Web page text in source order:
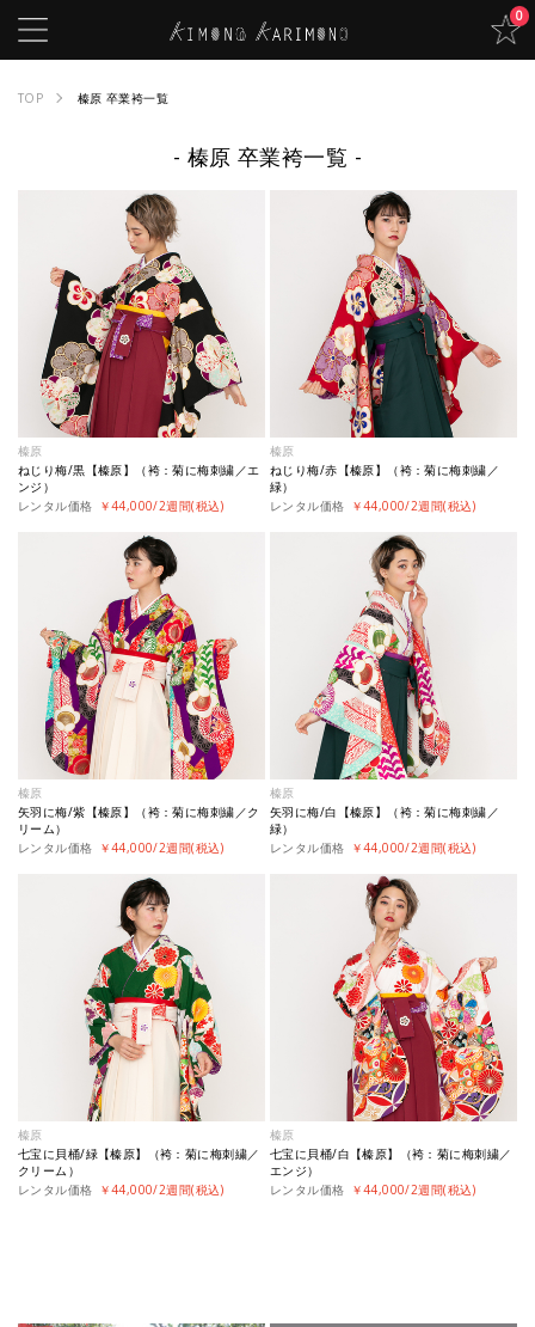
0
TOP 榛原 卒業袴一覧
榛原 卒業袴一覧
榛原
ねじり梅/黒【榛原】（袴：菊に梅刺繍／エ
ンジ）
レンタル価格 ￥44,000/2週間(税込)
榛原
ねじり梅/赤【榛原】（袴：菊に梅刺繍／
緑）
レンタル価格 ￥44,000/2週間(税込)
榛原
矢羽に梅/紫【榛原】（袴：菊に梅刺繍／ク
リーム）
レンタル価格 ￥44,000/2週間(税込)
榛原
矢羽に梅/白【榛原】（袴：菊に梅刺繍／
緑）
レンタル価格 ￥44,000/2週間(税込)
榛原
七宝に貝桶/緑【榛原】（袴：菊に梅刺繍／
クリーム）
レンタル価格 ￥44,000/2週間(税込)
榛原
七宝に貝桶/白【榛原】（袴：菊に梅刺繍／
エンジ）
レンタル価格 ￥44,000/2週間(税込)